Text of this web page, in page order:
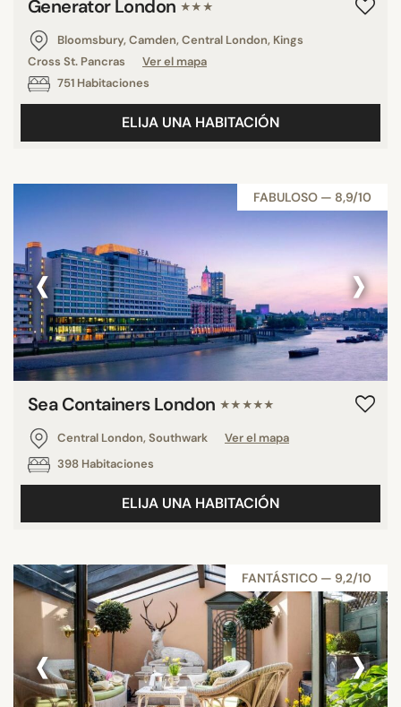
Generator London ★★★
Bloomsbury, Camden, Central London, Kings
Cross St. Pancras
Ver el mapa
751 Habitaciones
ELIJA UNA HABITACIÓN
FABULOSO — 8,9/10
‹ ›
Sea Containers London ★★★★★
Central London, Southwark
Ver el mapa
398 Habitaciones
ELIJA UNA HABITACIÓN
FANTÁSTICO — 9,2/10
‹ ›